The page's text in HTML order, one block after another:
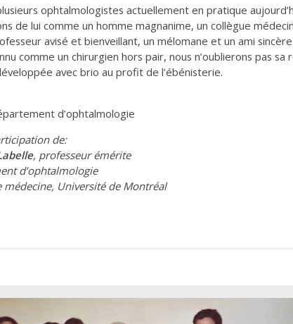
ophtalmologistes actuellement en pratique
de lui comme un homme magnanime, un collègue
avisé et bienveillant, un mélomane et un ami
comme un chirurgien hors pair, nous n’oublierons pas sa
avec brio au profit de l’ébénisterie.
d’ophtalmologie
de:
, professeur émérite
d’ophtalmologie
médecine, Université de Montréal